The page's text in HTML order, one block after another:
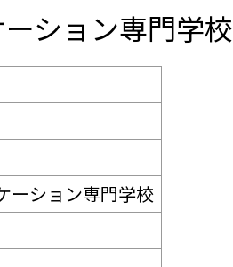
ション専門学校
ーション専門学校